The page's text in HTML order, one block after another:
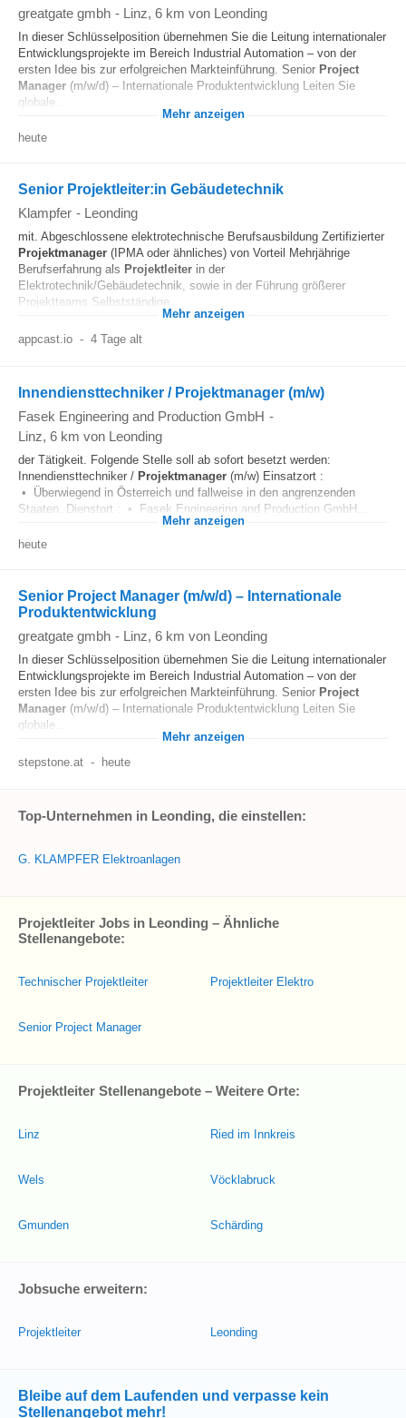
greatgate gmbh - Linz, 6 km von Leonding
In dieser Schlüsselposition übernehmen Sie die Leitung internationaler
Entwicklungsprojekte im Bereich Industrial Automation – von der
ersten Idee bis zur erfolgreichen Markteinführung. Senior Project
Manager (m/w/d) – Internationale Produktentwicklung Leiten Sie
globale...
Mehr anzeigen
heute
Senior Projektleiter:in Gebäudetechnik
Klampfer - Leonding
mit. Abgeschlossene elektrotechnische Berufsausbildung Zertifizierter
Projektmanager (IPMA oder ähnliches) von Vorteil Mehrjährige
Berufserfahrung als Projektleiter in der
Elektrotechnik/Gebäudetechnik, sowie in der Führung größerer
Projektteams Selbstständige...
Mehr anzeigen
appcast.io - 4 Tage alt
Innendiensttechniker / Projektmanager (m/w)
Fasek Engineering and Production GmbH -
Linz, 6 km von Leonding
der Tätigkeit. Folgende Stelle soll ab sofort besetzt werden:
Innendiensttechniker / Projektmanager (m/w) Einsatzort :
• Überwiegend in Österreich und fallweise in den angrenzenden
Staaten. Dienstort : • Fasek Engineering and Production GmbH...
Mehr anzeigen
heute
Senior Project Manager (m/w/d) – Internationale
Produktentwicklung
greatgate gmbh - Linz, 6 km von Leonding
In dieser Schlüsselposition übernehmen Sie die Leitung internationaler
Entwicklungsprojekte im Bereich Industrial Automation – von der
ersten Idee bis zur erfolgreichen Markteinführung. Senior Project
Manager (m/w/d) – Internationale Produktentwicklung Leiten Sie
globale...
Mehr anzeigen
stepstone.at - heute
Top-Unternehmen in Leonding, die einstellen:
G. KLAMPFER Elektroanlagen
Projektleiter Jobs in Leonding – Ähnliche
Stellenangebote:
Technischer Projektleiter
Senior Project Manager
Projektleiter Elektro
Projektleiter Stellenangebote – Weitere Orte:
Linz
Wels
Gmunden
Ried im Innkreis
Vöcklabruck
Schärding
Jobsuche erweitern:
Projektleiter Leonding
Bleibe auf dem Laufenden und verpasse kein
Stellenangebot mehr!